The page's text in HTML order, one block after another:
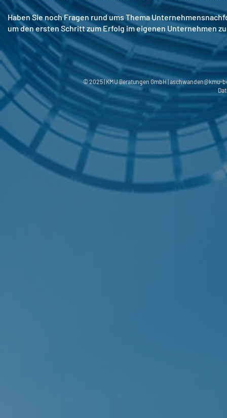
Haben Sie noch Fragen rund ums Thema
um den ersten Schritt zum Erfolg im eigenen Unternehmen
© 2025 | KMU Beratungen GmbH |aschwanden@kmu-